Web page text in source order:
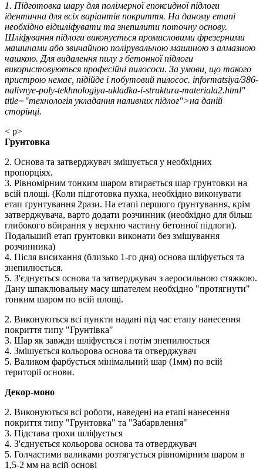
1. Підготовка шару для полімерної епоксидної підлоги
ідентична для всіх варіантів покриття. На даному етапі
необхідно відшліфувати та знепилити поточну основу.
Шліфування підлоги виконується промисловими фрезерними
машинами або звичайною полірувальною машиною з алмазною
чашкою. Для видалення пилу з бетонної підлоги
використовуються професійні пилососи. За умови, що такого
пристрою немає, підійде і побутовий пилосос. informatsiya/386-
nalivnye-poly-tekhnologiya-ukladka-i-struktura-materiala2.html"
title="технологія укладання наливних підлог">на даній
сторінці.
< p>
Грунтовка
2. Основа та затверджувач змішується у необхідних
пропорціях.
3. Рівномірним тонким шаром втирається шар грунтовки на
всій площі. (Коли підготовка пухка, необхідно виконувати
етап ґрунтування 2рази. На етапі першого ґрунтування, крім
затверджувача, варто додати розчинник (необхідно для більш
глибокого вбирання у верхню частину бетонної підлоги).
Подальший етап ґрунтовки виконати без змішування
розчинника)
4. Після висихання (близько 1-го дня) основа шліфується та
знепилюється.
5. З'єднується основа та затверджувач з аеросильною стяжкою.
Дану шпаклювальну масу шпателем необхідно "протягнути"
тонким шаром по всій площі.
2. Виконуються всі пункти надані під час етапу нанесення
покриття типу "Грунтівка"
3. Шар як завжди шліфується і потім знепилюється
4. Змішується кольорова основа та отверджувач
5. Валиком фарбується мінімальний шар (1мм) по всій
території основи.
Декор-моно
2. Виконуються всі роботи, наведені на етапі нанесення
покриття типу "Грунтовка" та "Забарвлення"
3. Підстава трохи шліфується
4. З'єднується кольорова основа та отверджувач
5. Голчастими валиками розтягується рівномірним шаром в
1,5-2 мм на всій основі